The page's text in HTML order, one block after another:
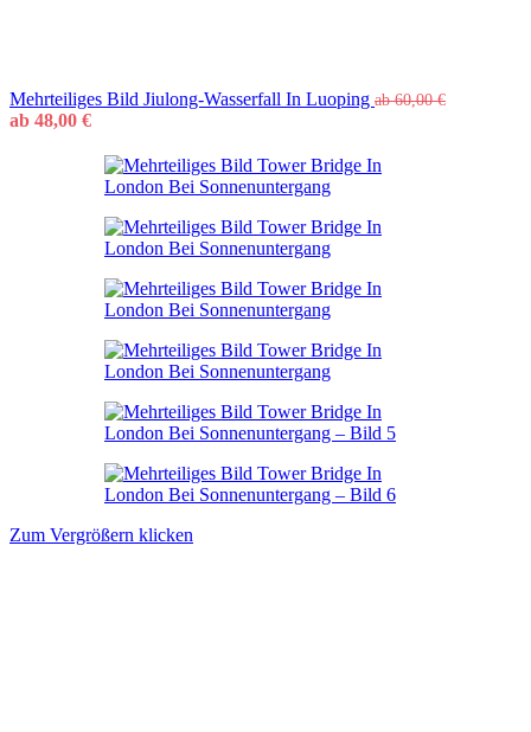
Mehrteiliges Bild Jiulong-Wasserfall In Luoping ab60,00€
ab 48,00 €
Zum Vergrößern klicken